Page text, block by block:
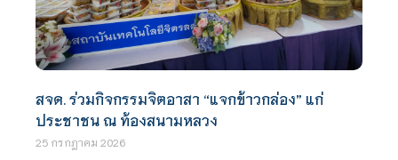
สจด. ร่วมกิจกรรมจิตอาสา “แจกข้าวกล่อง” แก่
ประชาชน ณ ท้องสนามหลวง
25 กรกฎาคม 2026